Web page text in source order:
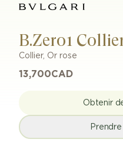
B.Zero1
Collier, Or rose
13,700CAD
Obtenir